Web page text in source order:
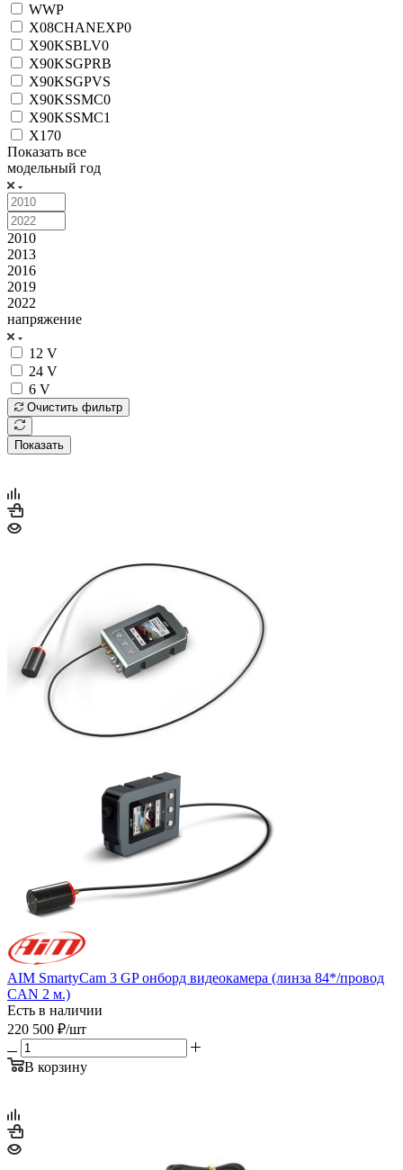
WWP
X08CHANEXP0
X90KSBLV0
X90KSGPRB
X90KSGPVS
X90KSSMC0
X90KSSMC1
X170
Показать все
модельный год
2010
2013
2016
2019
2022
напряжение
12 V
24 V
6 V
Очистить фильтр
Показать
AIM SmartyCam 3 GP онборд видеокамера (линза 84*/провод
CAN 2 м.)
Есть в наличии
220 500 ₽/шт
В корзину